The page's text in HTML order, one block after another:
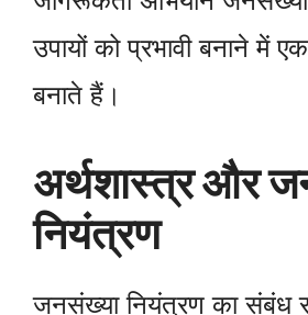
उपायों को प्रभावी बनाने में
बनाते हैं।
अर्थशास्त्र और
नियंत्रण
जनसंख्या नियंत्रण का संबंध